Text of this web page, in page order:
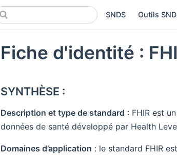
SNDS Outils
Fiche d'identité :
SYNTHÈSE :
Description et type de standard : FHIR est
données de santé développé par Health
Domaines d’application : le standard FHIR